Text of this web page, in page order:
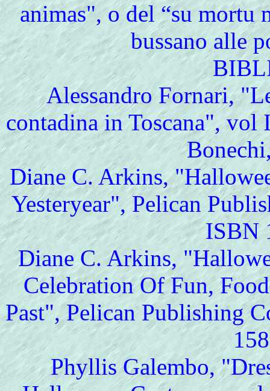
animas", o del “su mortu
bussano alle
Alessandro Fornari,
contadina in Toscana",
Diane C. Arkins,
Yesteryear", Pelican
ISBN
Diane C. Arkins,
Celebration Of Fun,
Past", Pelican Publishing
Phyllis Galembo,